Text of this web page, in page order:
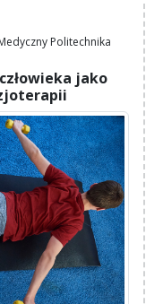
Politechnika
jako